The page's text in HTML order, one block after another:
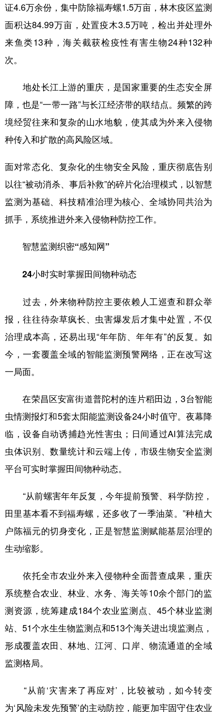
证4.6万余份，集中防除福寿螺1.5万亩，林木疫区监测
面积达84.99万亩，处置疫木3.5万吨，检出并处理外
来鱼类13种，海关截获检疫性有害生物24种132种
次。
地处长江上游的重庆，是国家重要的生态安全屏
障，也是“一带一路”与长江经济带的联结点。频繁的跨
境经贸往来和复杂的山水地貌，使其成为外来入侵物
种传入和扩散的高风险区域。
面对常态化、复杂化的生物安全风险，重庆彻底告别
以往“被动消杀、事后补救”的碎片化治理模式，以智慧
监测为基础、科技精准治理为核心、全域协同共治为
抓手，系统推进外来入侵物种防控工作。
智慧监测织密“感知网”
24小时实时掌握田间物种动态
过去，外来物种防控主要依赖人工巡查和群众举
报，往往待杂草疯长、虫害爆发后才集中处置，不仅
治理成本高，还易出现“年年防、年年有”的反复。如
今，一套覆盖全域的智能监测预警网络，正在改写这
一局面。
在荣昌区安富街道普陀村的连片稻田边，3台智能
虫情测报灯和5套太阳能监测设备24小时值守。夜幕降
临，设备自动诱捕趋光性害虫；日间通过AI算法完成
虫体识别、数量统计和云端上传，市级生物安全监测
平台可实时掌握田间物种动态。
“从前螺害年年反复，今年提前预警、科学防控，
田里基本看不到福寿螺，还多收了一季油菜。”种植大
户陈福元的切身变化，正是智慧监测赋能基层治理的
生动缩影。
依托全市农业外来入侵物种全面普查成果，重庆
系统整合农业、林业、水务、海关等10余个部门的监
测资源，统筹建成184个农业监测点、45个林业监测
站、51个水生生物监测点和513个海关进出境监测点，
形成覆盖农田、林地、江河、口岸、物流通道的全域
监测格局。
“从前‘灾害来了再应对’，比较被动，如今转变
为‘风险未发先预警’的主动防控，能更加牢固守住农业